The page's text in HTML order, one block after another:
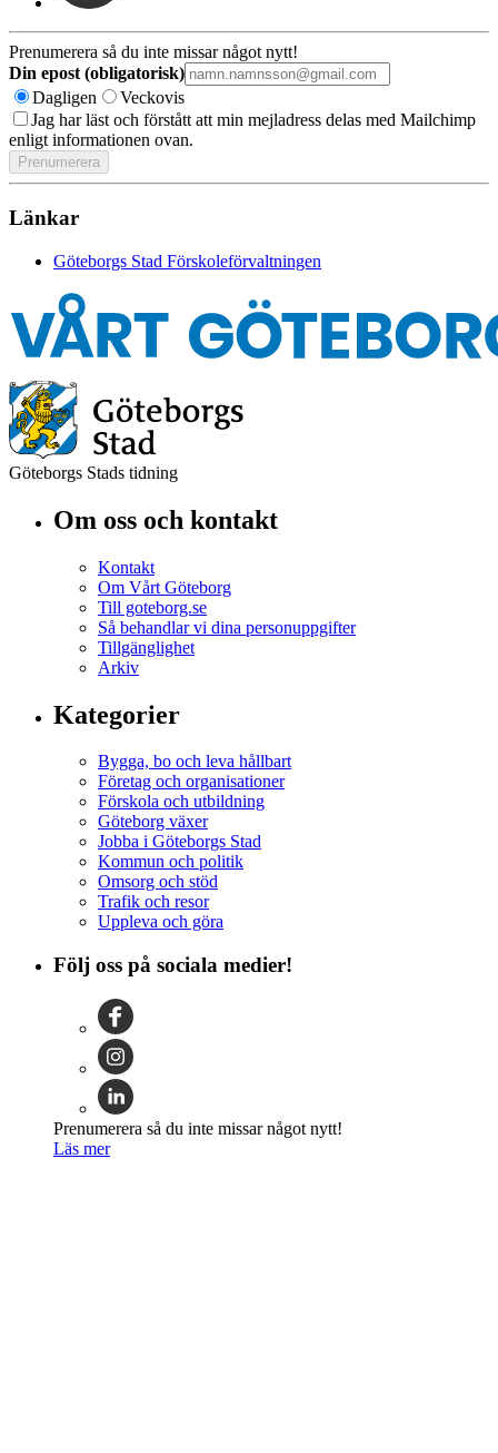
Prenumerera så du inte missar något nytt!
Din epost (obligatorisk)
Dagligen
Veckovis
Jag har läst och förstått att min mejladress delas med Mailchimp
enligt informationen ovan.
Länkar
Göteborgs Stad Förskoleförvaltningen
Göteborgs Stads tidning
Om oss och kontakt
Kontakt
Om Vårt Göteborg
Till goteborg.se
Så behandlar vi dina personuppgifter
Tillgänglighet
Arkiv
Kategorier
Bygga, bo och leva hållbart
Företag och organisationer
Förskola och utbildning
Göteborg växer
Jobba i Göteborgs Stad
Kommun och politik
Omsorg och stöd
Trafik och resor
Uppleva och göra
Följ oss på sociala medier!
Prenumerera så du inte missar något nytt!
Läs mer